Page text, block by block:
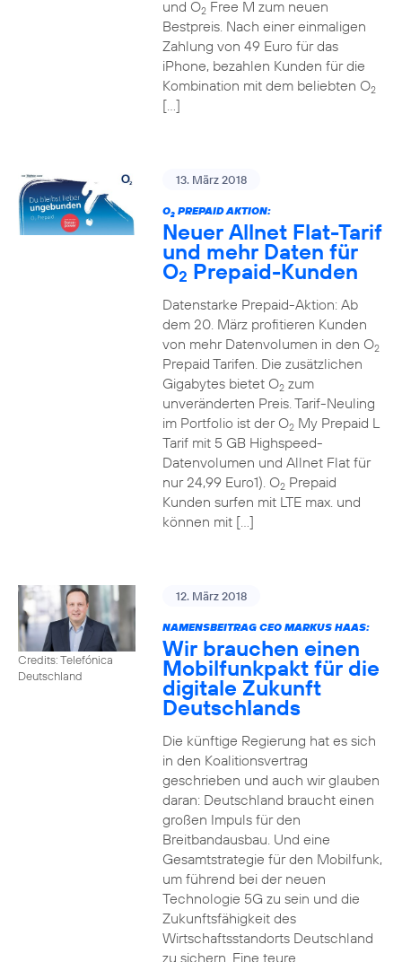
und O2Free M zum neuen
Bestpreis. Nach einer einmaligen
Zahlung von 49 Euro für das
iPhone, bezahlen Kunden für die
Kombination mit dem beliebten O2
[…]
13. März 2018
O2PREPAID AKTION:
Neuer Allnet Flat-Tarif
und mehr Daten für
O2 Prepaid-Kunden
Datenstarke Prepaid-Aktion: Ab
dem 20. März profitieren Kunden
von mehr Datenvolumen in den O2
Prepaid Tarifen. Die zusätzlichen
Gigabytes bietet O2zum
unveränderten Preis. Tarif-Neuling
im Portfolio ist der O2My Prepaid L
Tarif mit 5 GB Highspeed-
Datenvolumen und Allnet Flat für
nur 24,99 Euro1). O2Prepaid
Kunden surfen mit LTE max. und
können mit […]
Credits: Telefónica
Deutschland
12. März 2018
NAMENSBEITRAG CEO MARKUS HAAS:
Wir brauchen einen
Mobilfunkpakt für die
digitale Zukunft
Deutschlands
Die künftige Regierung hat es sich
in den Koalitionsvertrag
geschrieben und auch wir glauben
daran: Deutschland braucht einen
großen Impuls für den
Breitbandausbau. Und eine
Gesamtstrategie für den Mobilfunk,
um führend bei der neuen
Technologie 5G zu sein und die
Zukunftsfähigkeit des
Wirtschaftsstandorts Deutschland
zu sichern. Eine teure